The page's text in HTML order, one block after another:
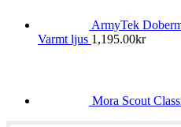
ArmyTek
Varmt ljus 1,195.00kr
Mora Scout